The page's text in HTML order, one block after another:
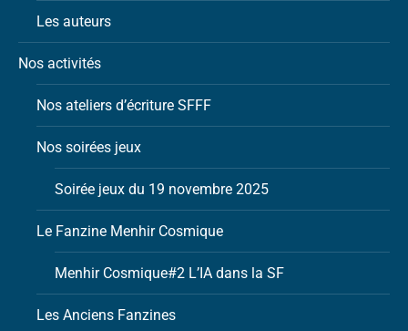
Les auteurs
Nos activités
Nos ateliers d’écriture SFFF
Nos soirées jeux
Soirée jeux du 19 novembre 2025
Le Fanzine Menhir Cosmique
Menhir Cosmique#2 L’IA dans la SF
Les Anciens Fanzines